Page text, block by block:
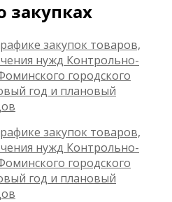
закупок товаров,
нужд Контрольно-
городского
год и плановый
закупок товаров,
нужд Контрольно-
городского
год и плановый